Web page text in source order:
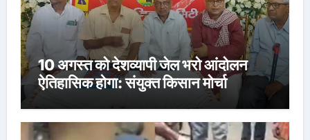
10 अगस्त को देशव्यापी जेल भरो आंदोलन
ऐतिहासिक होगा: संयुक्त किसान मोर्चा